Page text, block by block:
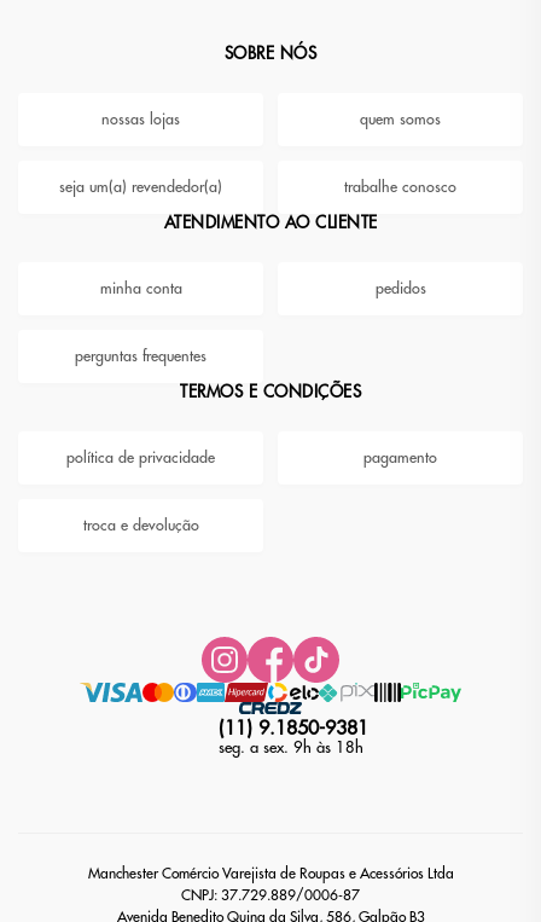
SOBRE NÓS
nossas lojas quem somos
seja um(a) revendedor(a) trabalhe conosco
ATENDIMENTO AO CLIENTE
minha conta pedidos
perguntas frequentes
TERMOS E CONDIÇÕES
política de privacidade pagamento
troca e devolução
(11) 9.1850-9381
seg. a sex. 9h às 18h
Manchester Comércio Varejista de Roupas e Acessórios Ltda
CNPJ: 37.729.889/0006-87
Avenida Benedito Quina da Silva, 586, Galpão B3